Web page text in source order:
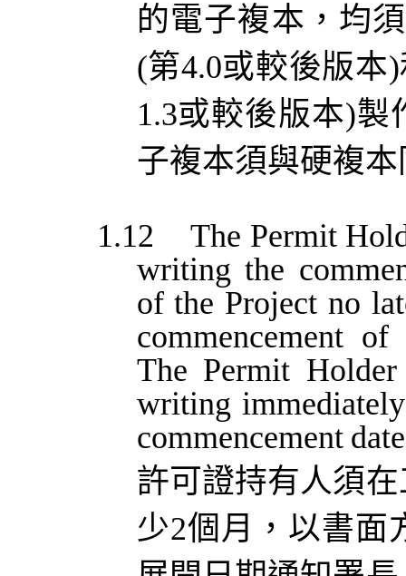
的電子複本， 均
(第4.0或較後版本)
1.3或較後版本)製
子複本須與硬複
1.12 The Permit
writing the
of the Project no
commencement of
The Permit Holder
writing immediately
commencement date
許可證持有人須
少2個月，以書面